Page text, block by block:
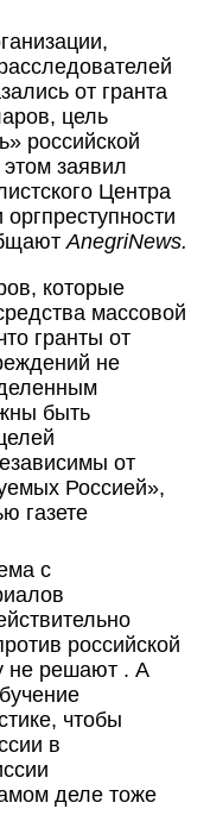
ледователей
от гранта
цель
российской
заявил
Центра
AnegriNews.
которые
массовой
гранты от
не
быть
от
Россией»,
газете
с
российской
не решают . А
чтобы
в
деле тоже